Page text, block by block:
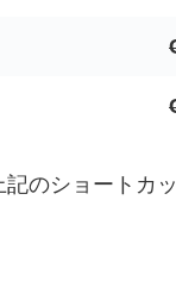
のショートカ